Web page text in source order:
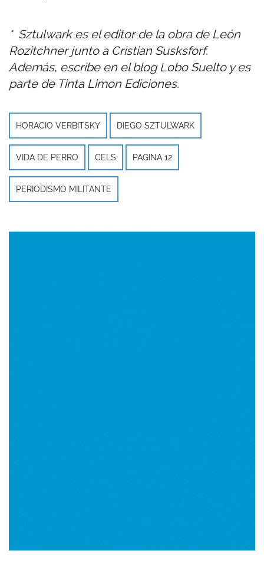
* Sztulwark es el editor de la obra de León
Rozitchner junto a Cristian Susksforf.
Además, escribe en el blog Lobo Suelto y es
parte de Tinta Limon Ediciones.
HORACIO VERBITSKY DIEGO SZTULWARK
VIDA DE PERRO CELS PAGINA 12
PERIODISMO MILITANTE